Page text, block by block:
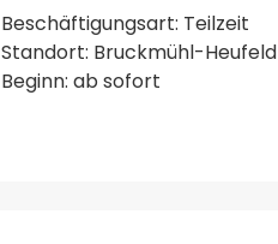
Beschäftigungsart: Teilzeit
Standort: Bruckmühl-Heufeld
Beginn: ab sofort